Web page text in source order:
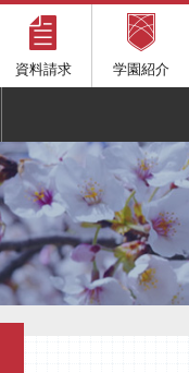
資料請求 学園紹介